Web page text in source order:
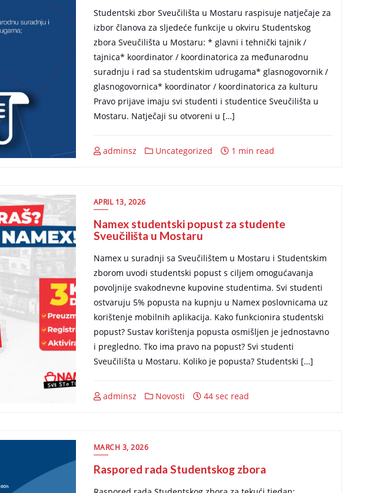
Studentski zbor Sveučilišta u Mostaru raspisuje natječaje za
izbor članova za sljedeće funkcije u okviru Studentskog
zbora Sveučilišta u Mostaru: * glavni i tehnički tajnik /
tajnica* koordinator / koordinatorica za međunarodnu
suradnju i rad sa studentskim udrugama* glasnogovornik /
glasnogovornica* koordinator / koordinatorica za kulturu
Pravo prijave imaju svi studenti i studentice Sveučilišta u
Mostaru. Natječaji su otvoreni u […]
adminsz Uncategorized 1 min read
APRIL 13, 2026
Namex studentski popust za studente
Sveučilišta u Mostaru
Namex u suradnji sa Sveučilištem u Mostaru i Studentskim
zborom uvodi studentski popust s ciljem omogućavanja
povoljnije svakodnevne kupovine studentima. Svi studenti
ostvaruju 5% popusta na kupnju u Namex poslovnicama uz
korištenje mobilnih aplikacija. Kako funkcionira studentski
popust? Sustav korištenja popusta osmišljen je jednostavno
i pregledno. Tko ima pravo na popust? Svi studenti
Sveučilišta u Mostaru. Koliko je popusta? Studentski […]
adminsz Novosti 44 sec read
MARCH 3, 2026
Raspored rada Studentskog zbora